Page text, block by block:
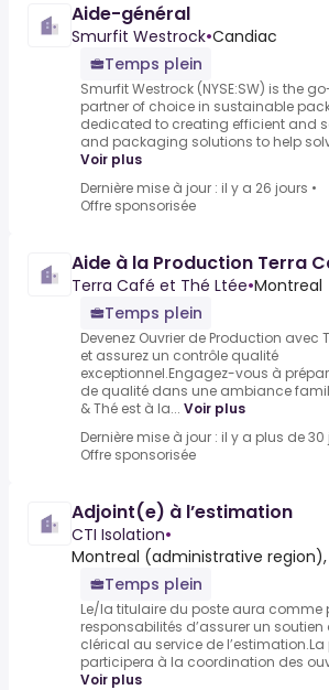
Aide-général
Smurfit Westrock•Candiac
Temps plein
Smurfit Westrock (NYSE:SW) is the
partner of choice in sustainable
dedicated to creating efficient and
and packaging solutions to help
Voir plus
Dernière mise à jour : il y a 26 jours •
Offre sponsorisée
Aide à la Production Terra
Terra Café et Thé Ltée•Montreal
Temps plein
Devenez Ouvrier de Production avec
et assurez un contrôle qualité
exceptionnel.Engagez-vous à
de qualité dans une ambiance
& Thé est à la... Voir plus
Dernière mise à jour : il y a plus de 30
Offre sponsorisée
Adjoint(e) à l’estimation
CTI Isolation•
Montreal (administrative region),
Temps plein
Le/la titulaire du poste aura comme
responsabilités d’assurer un
clérical au service de l’estimation.La
participera à la coordination des
Voir plus